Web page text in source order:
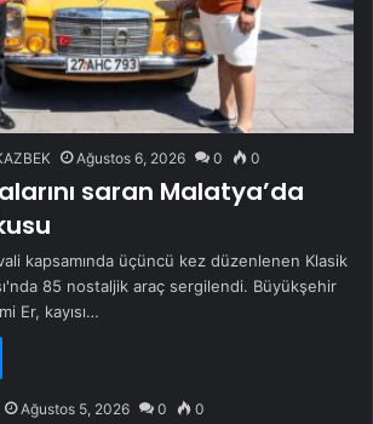
Ağustos 6, 2026 0 0
saran Malatya’da
kapsamında üçüncü kez düzenlenen Klasik
85 nostaljik araç sergilendi. Büyükşehir
Er, kayısı…
Ağustos 5, 2026 0 0